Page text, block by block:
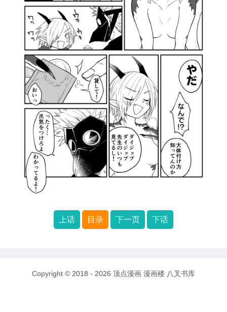
上话 目录 下一页 下话
Copyright © 2018 - 2026 顶点漫画 漫画楼 八叉书库